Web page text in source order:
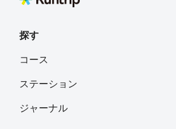
探す
コース
ステーション
ジャーナル